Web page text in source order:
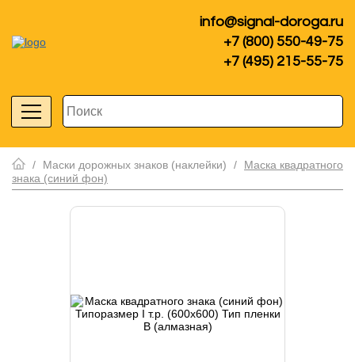
info@signal-doroga.ru
+7 (800) 550-49-75
+7 (495) 215-55-75
/ Маски дорожных знаков (наклейки) /
Маска квадратного
знака (синий фон)